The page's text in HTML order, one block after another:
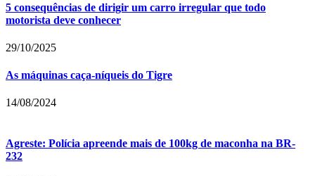
5 consequências de dirigir um carro irregular que todo
motorista deve conhecer
29/10/2025
As máquinas caça-níqueis do Tigre
14/08/2024
Agreste: Polícia apreende mais de 100kg de maconha na BR-
232